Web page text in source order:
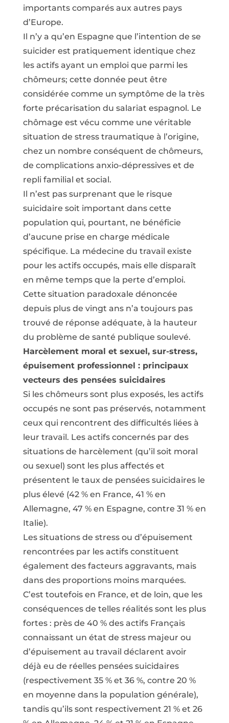
importants comparés aux autres pays
d’Europe.
Il n’y a qu’en Espagne que l’intention de se
suicider est pratiquement identique chez
les actifs ayant un emploi que parmi les
chômeurs; cette donnée peut être
considérée comme un symptôme de la très
forte précarisation du salariat espagnol. Le
chômage est vécu comme une véritable
situation de stress traumatique à l’origine,
chez un nombre conséquent de chômeurs,
de complications anxio-dépressives et de
repli familial et social.
Il n’est pas surprenant que le risque
suicidaire soit important dans cette
population qui, pourtant, ne bénéficie
d’aucune prise en charge médicale
spécifique. La médecine du travail existe
pour les actifs occupés, mais elle disparaît
en même temps que la perte d’emploi.
Cette situation paradoxale dénoncée
depuis plus de vingt ans n’a toujours pas
trouvé de réponse adéquate, à la hauteur
du problème de santé publique soulevé.
Harcèlement moral et sexuel, sur-stress,
épuisement professionnel : principaux
vecteurs des pensées suicidaires
Si les chômeurs sont plus exposés, les actifs
occupés ne sont pas préservés, notamment
ceux qui rencontrent des difficultés liées à
leur travail. Les actifs concernés par des
situations de harcèlement (qu’il soit moral
ou sexuel) sont les plus affectés et
présentent le taux de pensées suicidaires le
plus élevé (42 % en France, 41 % en
Allemagne, 47 % en Espagne, contre 31 % en
Italie).
Les situations de stress ou d’épuisement
rencontrées par les actifs constituent
également des facteurs aggravants, mais
dans des proportions moins marquées.
C’est toutefois en France, et de loin, que les
conséquences de telles réalités sont les plus
fortes : près de 40 % des actifs Français
connaissant un état de stress majeur ou
d’épuisement au travail déclarent avoir
déjà eu de réelles pensées suicidaires
(respectivement 35 % et 36 %, contre 20 %
en moyenne dans la population générale),
tandis qu’ils sont respectivement 21 % et 26